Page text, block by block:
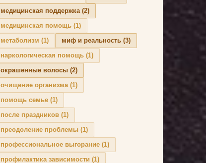
медицинская поддержка(2)
медицинская помощь (1)
метаболизм (1) миф и реальность (3)
наркологическая помощь (1)
окрашенные волосы (2)
очищение организма(1)
помощь семье (1)
после праздников (1)
преодоление проблемы (1)
профессиональное выгорание (1)
профилактика зависимости (1)